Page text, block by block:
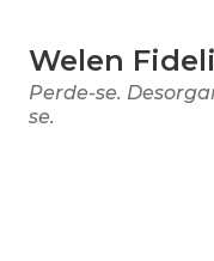
Welen
Perde-se.
se.